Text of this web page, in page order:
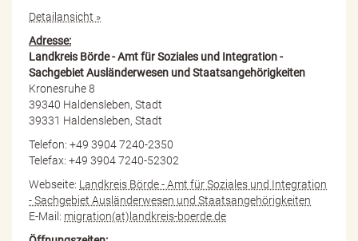
Detailansicht »
Adresse:
Landkreis Börde - Amt für Soziales und Integration -
Sachgebiet Ausländerwesen und Staatsangehörigkeiten
Kronesruhe 8
39340 Haldensleben, Stadt
39331 Haldensleben, Stadt
Telefon: +49 3904 7240-2350
Telefax: +49 3904 7240-52302
Webseite: Landkreis Börde - Amt für Soziales und Integration
- Sachgebiet Ausländerwesen und Staatsangehörigkeiten
E-Mail: migration(at)landkreis-boerde.de